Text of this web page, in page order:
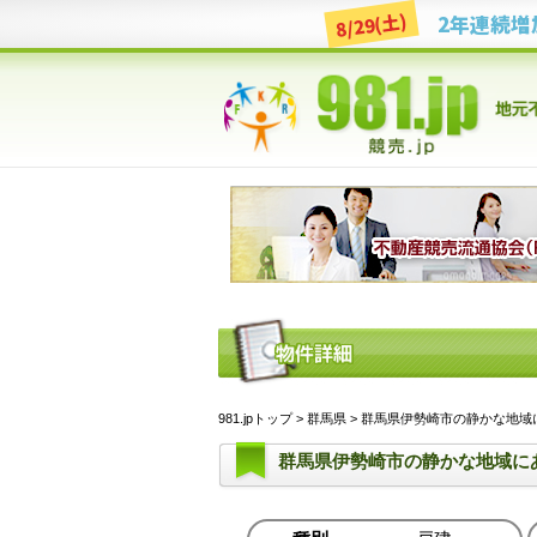
8/29(土)
981.jpトップ> 群馬県 > 群馬県伊勢崎市の静かな地
群馬県伊勢崎市の静かな地域に